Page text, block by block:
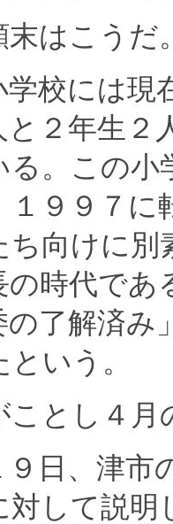
はこうだ
校には現
と２年生２
る。この小
１９９７
ち向けに別
の時代であ
の了解済
いう。
とし４月
日、津市
対して説明